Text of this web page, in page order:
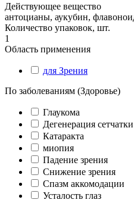
Действующее вещество
антоцианы, аукубин,
Количество упаковок, шт.
1
Область применения
для Зрения
По заболеваниям (Здоровье)
Глаукома
Дегенерация сетчатки
Катаракта
миопия
Падение зрения
Снижение зрения
Спазм аккомодации
Усталость глаз